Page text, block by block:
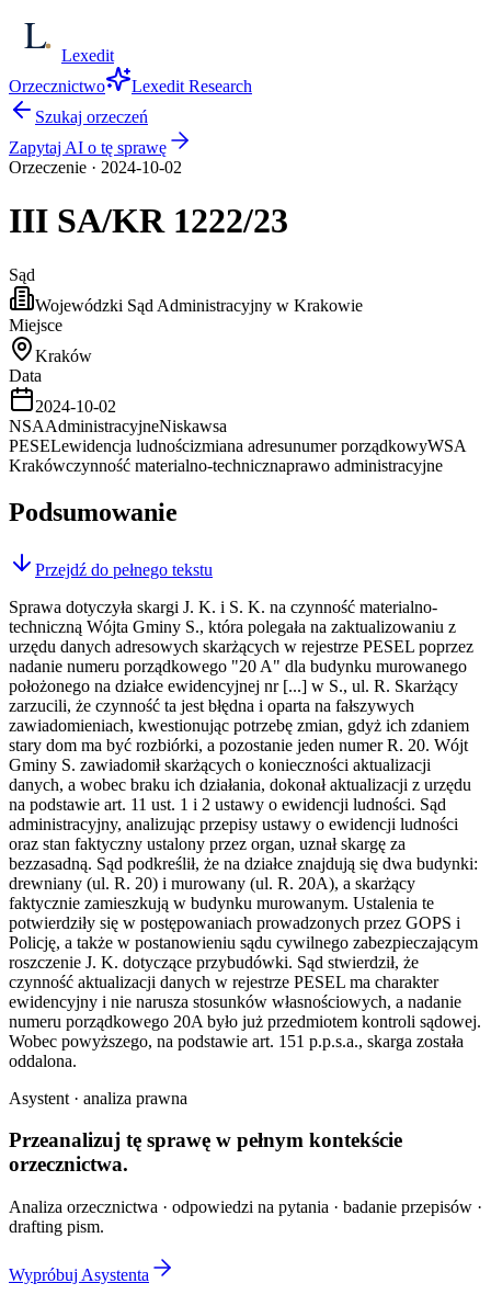
Lexedit
Orzecznictwo
Lexedit Research
Szukaj orzeczeń
Zapytaj AI o tę sprawę
Orzeczenie · 2024-10-02
III SA/KR 1222/23
Sąd
Wojewódzki Sąd Administracyjny w Krakowie
Miejsce
Kraków
Data
2024-10-02
NSAAdministracyjneNiskawsa
PESELewidencja ludnościzmiana adresunumer porządkowyWSA
Krakówczynność materialno-technicznaprawo administracyjne
Podsumowanie
Przejdź do pełnego tekstu
Sprawa dotyczyła skargi J. K. i S. K. na czynność materialno-
techniczną Wójta Gminy S., która polegała na zaktualizowaniu z
urzędu danych adresowych skarżących w rejestrze PESEL poprzez
nadanie numeru porządkowego "20 A" dla budynku murowanego
położonego na działce ewidencyjnej nr [...] w S., ul. R. Skarżący
zarzucili, że czynność ta jest błędna i oparta na fałszywych
zawiadomieniach, kwestionując potrzebę zmian, gdyż ich zdaniem
stary dom ma być rozbiórki, a pozostanie jeden numer R. 20. Wójt
Gminy S. zawiadomił skarżących o konieczności aktualizacji
danych, a wobec braku ich działania, dokonał aktualizacji z urzędu
na podstawie art. 11 ust. 1 i 2 ustawy o ewidencji ludności. Sąd
administracyjny, analizując przepisy ustawy o ewidencji ludności
oraz stan faktyczny ustalony przez organ, uznał skargę za
bezzasadną. Sąd podkreślił, że na działce znajdują się dwa budynki:
drewniany (ul. R. 20) i murowany (ul. R. 20A), a skarżący
faktycznie zamieszkują w budynku murowanym. Ustalenia te
potwierdziły się w postępowaniach prowadzonych przez GOPS i
Policję, a także w postanowieniu sądu cywilnego zabezpieczającym
roszczenie J. K. dotyczące przybudówki. Sąd stwierdził, że
czynność aktualizacji danych w rejestrze PESEL ma charakter
ewidencyjny i nie narusza stosunków własnościowych, a nadanie
numeru porządkowego 20A było już przedmiotem kontroli sądowej.
Wobec powyższego, na podstawie art. 151 p.p.s.a., skarga została
oddalona.
Asystent · analiza prawna
Przeanalizuj tę sprawę w pełnym kontekście
orzecznictwa.
Analiza orzecznictwa · odpowiedzi na pytania · badanie przepisów ·
drafting pism.
Wypróbuj Asystenta